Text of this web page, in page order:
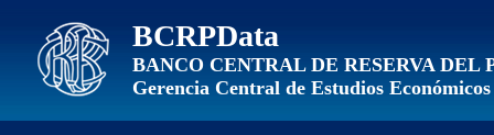
BCRPData
BANCO CENTRAL DE RESERVA DEL
Gerencia Central de Estudios Económicos